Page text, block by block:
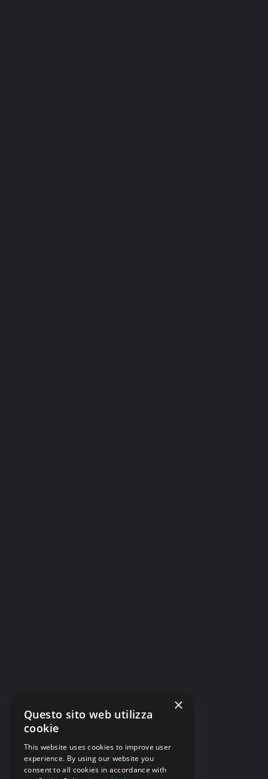
×
Questo sito web utilizza
cookie
This website uses cookies to improve user
experience. By using our website you
consent to all cookies in accordance with